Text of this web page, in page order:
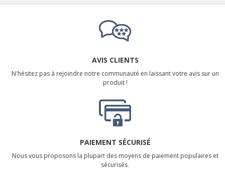
AVIS CLIENTS
N'hésitez pas à rejoindre notre communauté en laissant votre avis sur un
produit !
PAIEMENT SÉCURISÉ
Nous vous proposons la plupart des moyens de paiement populaires et
sécurisés.